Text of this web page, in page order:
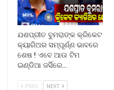
ଯଶପ୍ରୀତ ବୁମରାଙ୍କ କ୍ରିକେଟ
କ୍ୟାରିଅର ସମ୍ପୂର୍ଣ୍ଣ ଭାବରେ
ଶେଷ ! ଏବେ ଆଉ ଟିମ
ଇଣ୍ଡିଆ ଜର୍ସିରେ…
PREV NEXT